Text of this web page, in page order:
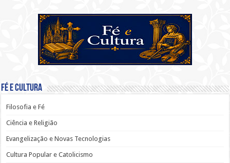
Fé e Cultura
Filosofia e Fé
Ciência e Religião
Evangelização e Novas Tecnologias
Cultura Popular e Catolicismo